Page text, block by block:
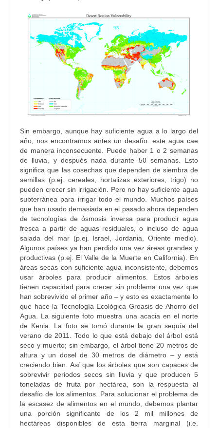
Sin embargo, aunque hay suficiente agua a lo largo del
año, nos encontramos antes un desafío: este agua cae
de manera inconsecuente. Puede haber 1 o 2 semanas
de lluvia, y después nada durante 50 semanas. Esto
significa que las cosechas que dependen de siembra de
semillas (p.ej. cereales, hortalizas exteriores, trigo) no
pueden crecer sin irrigación. Pero no hay suficiente agua
subterránea para irrigar todo el mundo. Muchos países
que han usado demasiada en el pasado ahora dependen
de tecnologías de ósmosis inversa para producir agua
fresca a partir de aguas residuales, o incluso de agua
salada del mar (p.ej. Israel, Jordania, Oriente medio).
Algunos países ya han perdido una vez áreas grandes y
productivas (p.ej. El Valle de la Muerte en California). En
áreas secas con suficiente agua inconsistente, debemos
usar árboles para producir alimentos. Estos árboles
tienen capacidad para crecer sin problema una vez que
han sobrevivido el primer año – y esto es exactamente lo
que hace la Tecnología Ecológica Groasis de Ahorro del
Agua. La siguiente foto muestra una acacia en el norte
de Kenia. La foto se tomó durante la gran sequía del
verano de 2011. Todo lo que está debajo del árbol está
seco y muerto; sin embargo, el árbol tiene 20 metros de
altura y un dosel de 30 metros de diámetro – y está
creciendo bien. Así que los árboles que son capaces de
sobrevivir periodos secos sin lluvia y que producen 5
toneladas de fruta por hectárea, son la respuesta al
desafío de los alimentos. Para solucionar el problema de
la escasez de alimentos en el mundo, debemos plantar
una porción significante de los 2 mil millones de
hectáreas disponibles de esta tierra marginal (i.e.